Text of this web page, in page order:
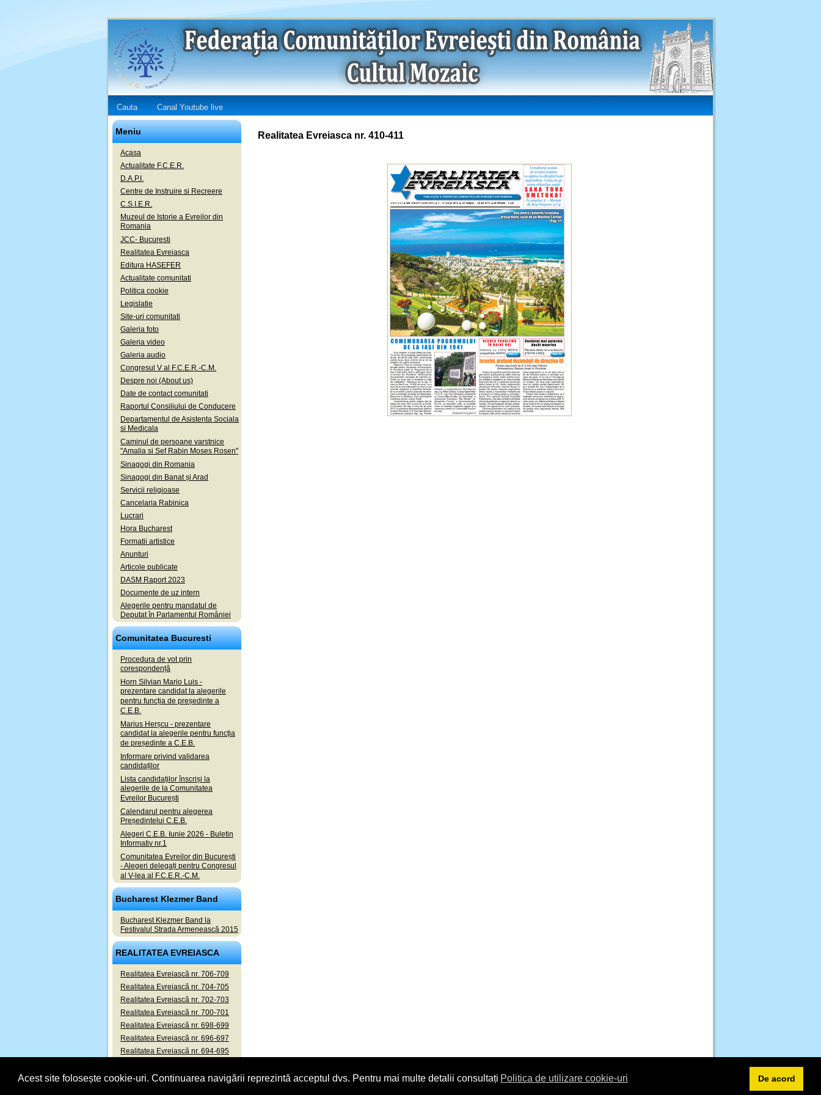
Acest site folosește cookie-uri. Continuarea navigării reprezintă acceptul dvs. Pentru mai multe detalii consultați Politica de utilizare cookie-uri De acord
Cauta Canal Youtube live
Meniu
Acasa
Actualitate F.C.E.R.
D.A.P.I.
Centre de Instruire si Recreere
C.S.I.E.R.
Muzeul de Istorie a Evreilor din
Romania
JCC- Bucuresti
Realitatea Evreiasca
Editura HASEFER
Actualitate comunitati
Politica cookie
Legislatie
Site-uri comunitati
Galeria foto
Galeria video
Galeria audio
Congresul V al F.C.E.R.-C.M.
Despre noi (About us)
Date de contact comunitati
Raportul Consiliului de Conducere
Departamentul de Asistenta Sociala
si Medicala
Caminul de persoane varstnice
"Amalia si Sef Rabin Moses Rosen"
Sinagogi din Romania
Sinagogi din Banat și Arad
Servicii religioase
Cancelaria Rabinica
Lucrari
Hora Bucharest
Formatii artistice
Anunturi
Articole publicate
DASM Raport 2023
Documente de uz intern
Alegerile pentru mandatul de
Deputat în Parlamentul României
Comunitatea Bucuresti
Procedura de vot prin
corespondență
Horn Silvian Mario Luis -
prezentare candidat la alegerile
pentru funcția de președinte a
C.E.B.
Marius Herșcu - prezentare
candidat la alegerile pentru funcția
de președinte a C.E.B.
Informare privind validarea
candidaților
Lista candidaților înscriși la
alegerile de la Comunitatea
Evreilor București
Calendarul pentru alegerea
Președintelui C.E.B.
Alegeri C.E.B. Iunie 2026 - Buletin
Informativ nr.1
Comunitatea Evreilor din București
- Alegeri delegați pentru Congresul
al V-lea al F.C.E.R.-C.M.
Bucharest Klezmer Band
Bucharest Klezmer Band la
Festivalul Strada Armenească 2015
REALITATEA EVREIASCA
Realitatea Evreiască nr. 706-709
Realitatea Evreiască nr. 704-705
Realitatea Evreiască nr. 702-703
Realitatea Evreiască nr. 700-701
Realitatea Evreiască nr. 698-699
Realitatea Evreiască nr. 696-697
Realitatea Evreiască nr. 694-695
Realitatea Evreiasca nr. 410-411